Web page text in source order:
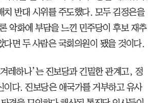
치 반대 시위를 주도했다. 모두 김정은을
악화에 부담을 느낀 민주당이 후보 재추
다면 두 사람은 국회의원이 됐을 것이다.
레하나’는 진보당과 긴밀한 관계고, 정
이다. 진보당은 애국가를 거부하고 유사